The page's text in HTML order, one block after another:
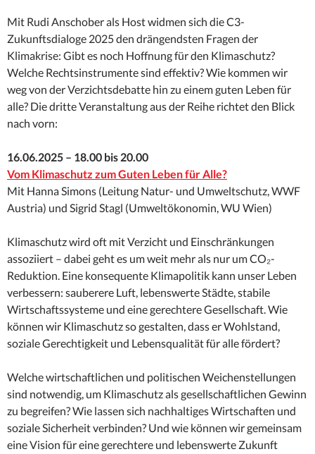
Mit Rudi Anschober als Host widmen sich die C3-
Zukunftsdialoge 2025 den drängendsten Fragen der
Klimakrise: Gibt es noch Hoffnung für den Klimaschutz?
Welche Rechtsinstrumente sind effektiv? Wie kommen wir
weg von der Verzichtsdebatte hin zu einem guten Leben für
alle? Die dritte Veranstaltung aus der Reihe richtet den Blick
nach vorn:
16.06.2025 – 18.00 bis 20.00
Vom Klimaschutz zum Guten Leben für Alle?
Mit Hanna Simons (Leitung Natur- und Umweltschutz, WWF
Austria) und Sigrid Stagl (Umweltökonomin, WU Wien)
Klimaschutz wird oft mit Verzicht und Einschränkungen
assoziiert – dabei geht es um weit mehr als nur um CO₂-
Reduktion. Eine konsequente Klimapolitik kann unser Leben
verbessern: sauberere Luft, lebenswerte Städte, stabile
Wirtschaftssysteme und eine gerechtere Gesellschaft. Wie
können wir Klimaschutz so gestalten, dass er Wohlstand,
soziale Gerechtigkeit und Lebensqualität für alle fördert?
Welche wirtschaftlichen und politischen Weichenstellungen
sind notwendig, um Klimaschutz als gesellschaftlichen Gewinn
zu begreifen? Wie lassen sich nachhaltiges Wirtschaften und
soziale Sicherheit verbinden? Und wie können wir gemeinsam
eine Vision für eine gerechtere und lebenswerte Zukunft